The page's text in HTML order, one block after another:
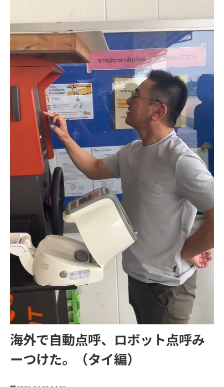
海外で自動点呼、ロボット点呼み
ーつけた。（タイ編）